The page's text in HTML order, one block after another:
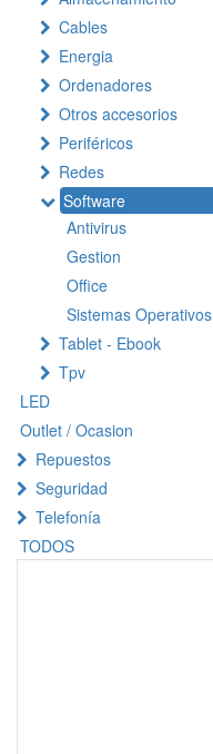
Cables
Energia
Ordenadores
Otros accesorios
Periféricos
Redes
Software
Antivirus
Gestion
Office
Sistemas Operativos
Tablet - Ebook
Tpv
LED
Outlet / Ocasion
Repuestos
Seguridad
Telefonía
TODOS